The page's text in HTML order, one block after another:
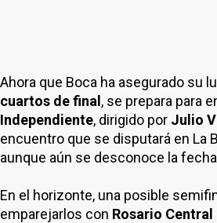
Ahora que Boca ha asegurado su
cuartos de final , se prepara para
Independiente, dirigido por Julio
encuentro que se disputará en La
aunque aún se desconoce la
En el horizonte, una posible
emparejarlos con Rosario Central